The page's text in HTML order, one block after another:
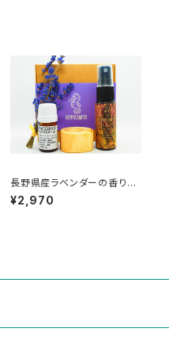
長野県産ラベンダーの香りSe
t
¥2,970